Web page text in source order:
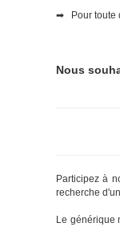
➡ Pour toute
Nous
Participez à
recherche
Le générique